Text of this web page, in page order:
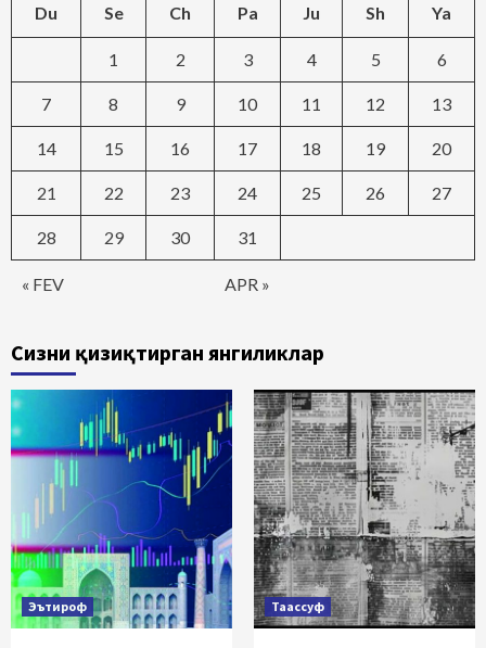
Du Se Ch Pa Ju Sh Ya
« FEV APR »
1 2 3 4 5 6
7 8 9 10 11 12 13
14 15 16 17 18 19 20
21 22 23 24 25 26 27
28 29 30 31
Сизни қизиқтирган янгиликлар
Эътироф Таассуф